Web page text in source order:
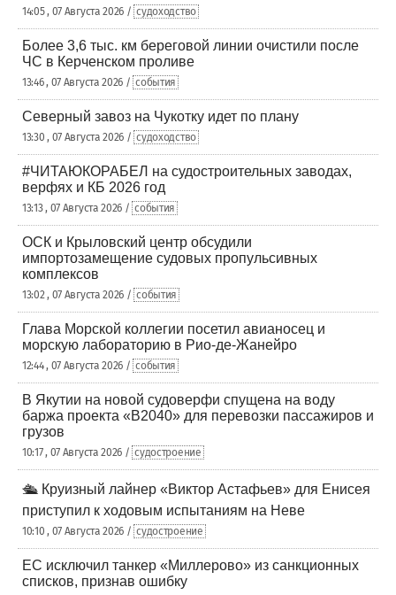
14:05 , 07 Августа 2026 / судоходство
Более 3,6 тыс. км береговой линии очистили после
ЧС в Керченском проливе
13:46 , 07 Августа 2026 / события
Северный завоз на Чукотку идет по плану
13:30 , 07 Августа 2026 / судоходство
#ЧИТАЮКОРАБЕЛ на судостроительных заводах,
верфях и КБ 2026 год
13:13 , 07 Августа 2026 / события
ОСК и Крыловский центр обсудили
импортозамещение судовых пропульсивных
комплексов
13:02 , 07 Августа 2026 / события
Глава Морской коллегии посетил авианосец и
морскую лабораторию в Рио-де-Жанейро
12:44 , 07 Августа 2026 / события
В Якутии на новой судоверфи спущена на воду
баржа проекта «В2040» для перевозки пассажиров и
грузов
10:17 , 07 Августа 2026 / судостроение
🛳️ Круизный лайнер «Виктор Астафьев» для Енисея
приступил к ходовым испытаниям на Неве
10:10 , 07 Августа 2026 / судостроение
ЕС исключил танкер «Миллерово» из санкционных
списков, признав ошибку